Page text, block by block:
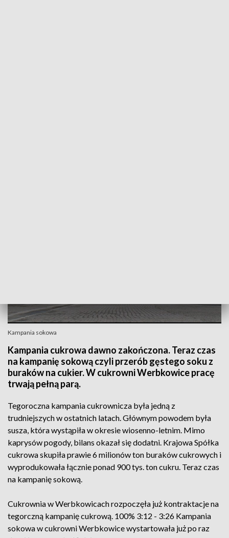
Kampania sokowa
Kampania cukrowa dawno zakończona. Teraz czas
na kampanię sokową czyli przerób gęstego soku z
buraków na cukier. W cukrowni Werbkowice pracę
trwają pełną parą.
Tegoroczna kampania cukrownicza była jedną z
trudniejszych w ostatnich latach. Głównym powodem była
susza, która wystąpiła w okresie wiosenno-letnim. Mimo
kaprysów pogody, bilans okazał się dodatni. Krajowa Spółka
cukrowa skupiła prawie 6 milionów ton buraków cukrowych i
wyprodukowała łącznie ponad 900 tys. ton cukru. Teraz czas
na kampanię sokową.
Cukrownia w Werbkowicach rozpoczęła już kontraktacje na
tegorczną kampanię cukrową. 100% 3:12 - 3:26 Kampania
sokowa w cukrowni Werbkowice wystartowała już po raz